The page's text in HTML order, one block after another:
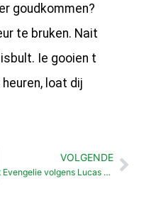
goudkommen?
te bruken. Nait
Ie gooien t
loat dij
VOLGENDE
t Evengelie volgens Lucas Geliekenis van t verloren schoap (15: 1- 7)